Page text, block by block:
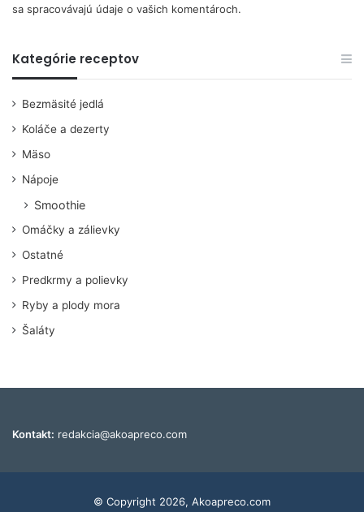
sa spracovávajú údaje o vašich komentároch.
Kategórie receptov
Bezmäsité jedlá
Koláče a dezerty
Mäso
Nápoje
Smoothie
Omáčky a zálievky
Ostatné
Predkrmy a polievky
Ryby a plody mora
Šaláty
Kontakt: redakcia@akoapreco.com
© Copyright 2026, Akoapreco.com